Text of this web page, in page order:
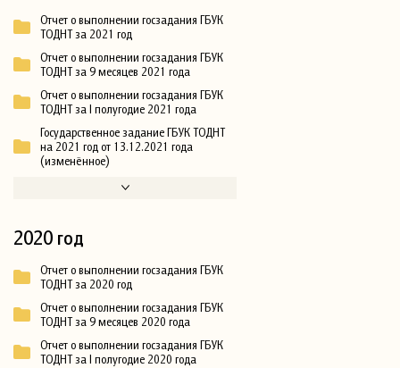
Отчет о выполнении госзадания ГБУК
ТОДНТ за 2021 год
Отчет о выполнении госзадания ГБУК
ТОДНТ за 9 месяцев 2021 года
Отчет о выполнении госзадания ГБУК
ТОДНТ за I полугодие 2021 года
Государственное задание ГБУК ТОДНТ
на 2021 год от 13.12.2021 года
(изменённое)
2020 год
Отчет о выполнении госзадания ГБУК
ТОДНТ за 2020 год
Отчет о выполнении госзадания ГБУК
ТОДНТ за 9 месяцев 2020 года
Отчет о выполнении госзадания ГБУК
ТОДНТ за I полугодие 2020 года